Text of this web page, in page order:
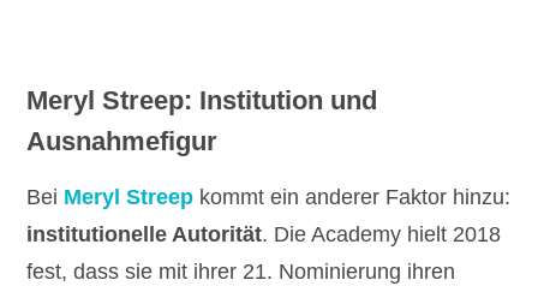
Meryl Streep: Institution und
Ausnahmefigur
Bei Meryl Streep kommt ein anderer Faktor hinzu:
institutionelle Autorität. Die Academy hielt 2018
fest, dass sie mit ihrer 21. Nominierung ihren